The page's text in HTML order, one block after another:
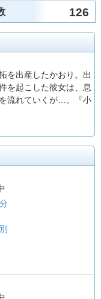
126
を出産したかおり。出
を起こした彼女は、息
流れていくが…。『小